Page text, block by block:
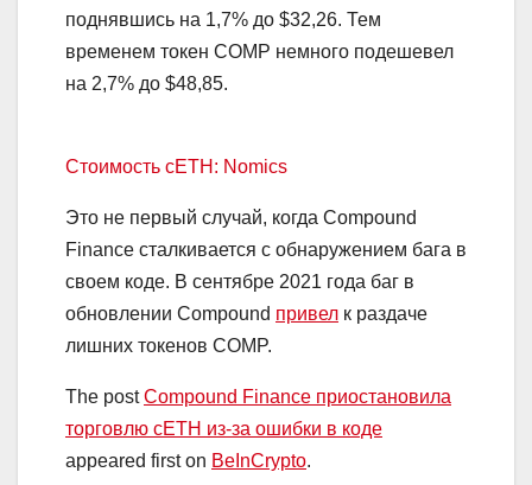
поднявшись на 1,7% до $32,26. Тем
временем токен COMP немного подешевел
на 2,7% до $48,85.
Стоимость сETH: Nomics
Это не первый случай, когда Compound
Finance сталкивается с обнаружением бага в
своем коде. В сентябре 2021 года баг в
обновлении Compound привел к раздаче
лишних токенов COMP.
The postCompound Finance приостановила
торговлю cETH из-за ошибки в коде
appeared first on BeInCrypto.